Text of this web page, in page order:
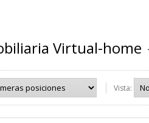
Virtual-home
Vista: